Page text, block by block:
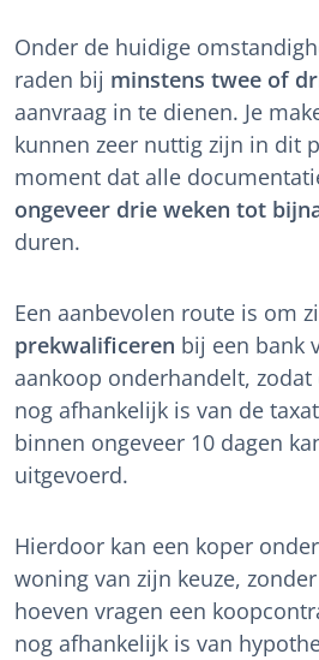
Onder de huidige
raden bij minstens twee of
aanvraag in te dienen. Je
kunnen zeer nuttig zijn in dit
moment dat alle
ongeveer drie weken tot
duren.
Een aanbevolen route is om
prekwalificeren bij een bank
aankoop onderhandelt,
nog afhankelijk is van de
binnen ongeveer 10 dagen
uitgevoerd.
Hierdoor kan een koper
woning van zijn keuze,
hoeven vragen een
nog afhankelijk is van